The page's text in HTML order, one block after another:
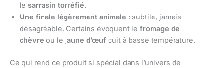
le sarrasin torréfié.
Une finale légèrement animale : subtile, jamais
désagréable. Certains évoquent le fromage de
chèvre ou le jaune d’œuf cuit à basse température.
Ce qui rend ce produit si spécial dans l’univers de